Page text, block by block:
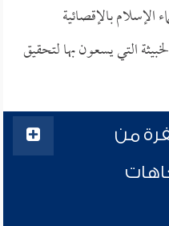
الإسلام بالإقصائية
التي يسعون بها لتحقيق
من